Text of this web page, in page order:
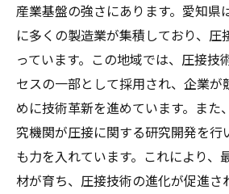
産業基盤の強さにあります。愛知県
に多くの製造業が集積しており、圧
っています。この地域では、圧接技
セスの一部として採用され、企業が
めに技術革新を進めています。また
究機関が圧接に関する研究開発を行
も力を入れています。これにより、
材が育ち、圧接技術の進化が促進さ